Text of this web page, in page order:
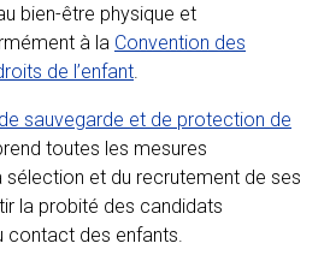
bien-être physique et
à la Convention des
de l’enfant.
sauvegarde et de protection de
toutes les mesures
sélection et du recrutement de ses
la probité des candidats
contact des enfants.